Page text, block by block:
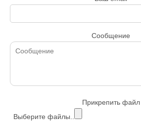
Сообщение
Прикрепить файл
Выберите файлы..